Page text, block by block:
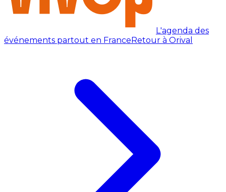
L'agenda des
événements partout en FranceRetour à Orival